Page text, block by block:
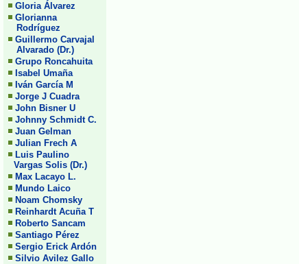
Gloria Álvarez
Glorianna
Rodríguez
Guillermo Carvajal
Alvarado (Dr.)
Grupo Roncahuita
Isabel Umaña
Iván García M
Jorge J Cuadra
John Bisner U
Johnny Schmidt C.
Juan Gelman
Julian Frech A
Luis Paulino
Vargas Solis (Dr.)
Max Lacayo L.
Mundo Laico
Noam Chomsky
Reinhardt Acuña T
Roberto Sancam
Santiago Pérez
Sergio Erick Ardón
Silvio Avilez Gallo